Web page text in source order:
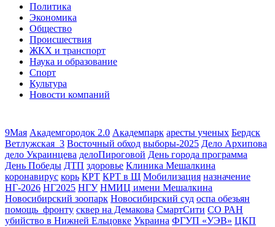
Политика
Экономика
Общество
Происшествия
ЖКХ и транспорт
Наука и образование
Спорт
Культура
Новости компаний
9Мая Академгородок 2.0 Академпарк аресты ученых Бердск
Ветлужская_3 Восточный обход выборы-2025 Дело Архипова
дело Украинцева делоПироговой День города программа
День Победы ДТП здоровье Клиника Мешалкина
коронавирус корь КРТ КРТ в Щ Мобилизация назначение
НГ-2026 НГ2025 НГУ НМИЦ имени Мешалкина
Новосибирский зоопарк Новосибирский суд оспа обезьян
помощь_фронту сквер на Демакова СмартСити СО РАН
убийство в Нижней Ельцовке Украина ФГУП «УЭВ» ЦКП